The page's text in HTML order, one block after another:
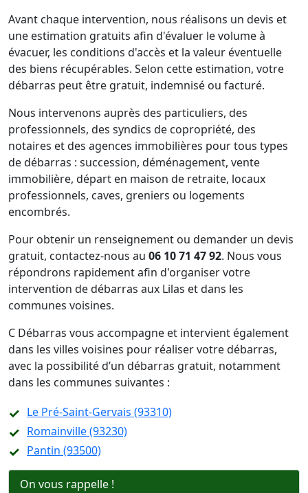
Avant chaque intervention, nous réalisons un devis et
une estimation gratuits afin d'évaluer le volume à
évacuer, les conditions d'accès et la valeur éventuelle
des biens récupérables. Selon cette estimation, votre
débarras peut être gratuit, indemnisé ou facturé.
Nous intervenons auprès des particuliers, des
professionnels, des syndics de copropriété, des
notaires et des agences immobilières pour tous types
de débarras : succession, déménagement, vente
immobilière, départ en maison de retraite, locaux
professionnels, caves, greniers ou logements
encombrés.
Pour obtenir un renseignement ou demander un devis
gratuit, contactez-nous au 06 10 71 47 92. Nous vous
répondrons rapidement afin d'organiser votre
intervention de débarras aux Lilas et dans les
communes voisines.
C Débarras vous accompagne et intervient également
dans les villes voisines pour réaliser votre débarras,
avec la possibilité d’un débarras gratuit, notamment
dans les communes suivantes :
Le Pré-Saint-Gervais (93310)
Romainville (93230)
Pantin (93500)
On vous rappelle !